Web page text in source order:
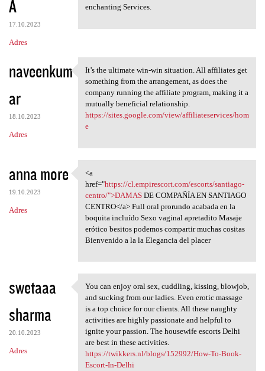
A
17.10.2023
Adres
enchanting Services.
naveenkum
ar
18.10.2023
Adres
It’s the ultimate win-win
It’s the ultimate win-win situation. All affiliates get
something from the arrangement, as does the
company running the affiliate program, making it a
mutually beneficial relationship.
https://sites.google.com/view/affiliateservices/hom
e
anna more
19.10.2023
Adres
<a href="https://cl
<a
href="https://cl.empirescort.com/escorts/santiago-
centro/">DAMASDE COMPAÑÍA EN SANTIAGO
CENTRO</a> Full oral prorundo acabada en la
boquita incluído Sexo vaginal apretadito Masaje
erótico besitos podemos compartir muchas cositas
Bienvenido a la la Elegancia del placer
swetaaa
sharma
20.10.2023
Adres
You can enjoy oral sex,
You can enjoy oral sex, cuddling, kissing, blowjob,
and sucking from our ladies. Even erotic massage
is a top choice for our clients. All these naughty
activities are highly passionate and helpful to
ignite your passion. The housewife escorts Delhi
are best in these activities.
https://twikkers.nl/blogs/152992/How-To-Book-
Escort-In-Delhi